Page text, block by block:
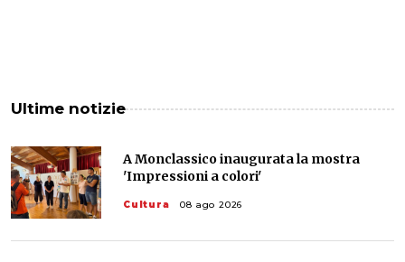
Ultime notizie
A Monclassico inaugurata la mostra
'Impressioni a colori'
Cultura 08 ago 2026